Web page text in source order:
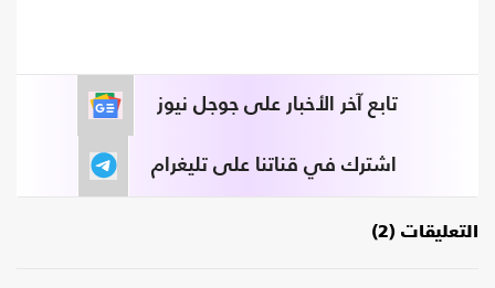
تابع آخر الأخبار على جوجل نيوز
اشترك في قناتنا على تليغرام
التعليقات (2)